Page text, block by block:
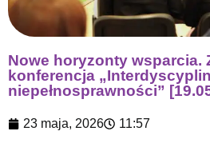
Nowe horyzonty wsparcia.
konferencja
niepełnosprawności”
23 maja, 2026 11:57